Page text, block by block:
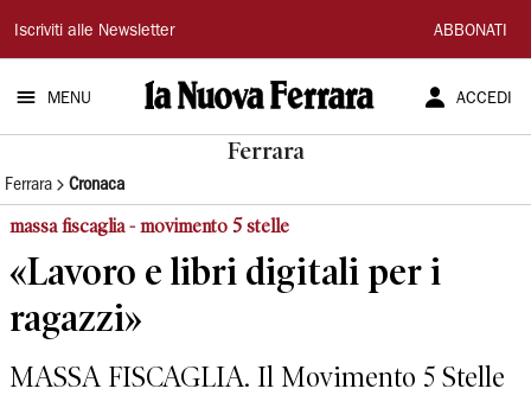
La
Nuova
Ferrara
Iscriviti alle Newsletter ABBONATI
MENU ACCEDI
Ferrara
Ferrara Cronaca
massa fiscaglia - movimento 5 stelle
«Lavoro e libri digitali per i
ragazzi»
MASSA FISCAGLIA. Il Movimento 5 Stelle